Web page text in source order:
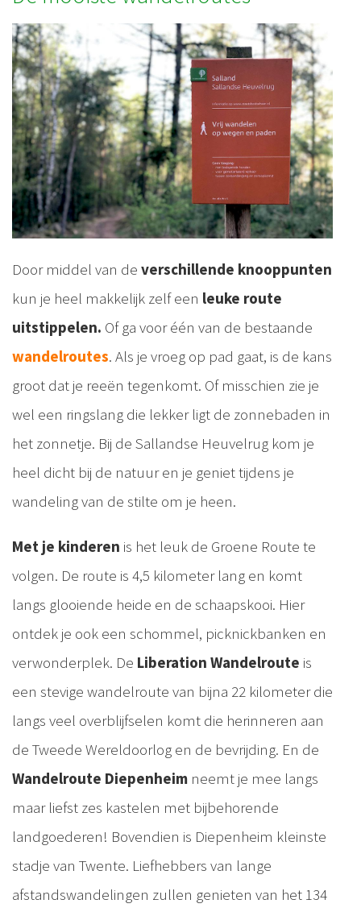
Door middel van de verschillende knooppunten
kun je heel makkelijk zelf een leuke route
uitstippelen. Of ga voor één van de bestaande
wandelroutes. Als je vroeg op pad gaat, is de kans
groot dat je reeën tegenkomt. Of misschien zie je
wel een ringslang die lekker ligt de zonnebaden in
het zonnetje. Bij de Sallandse Heuvelrug kom je
heel dicht bij de natuur en je geniet tijdens je
wandeling van de stilte om je heen.
Met je kinderen is het leuk de Groene Route te
volgen. De route is 4,5 kilometer lang en komt
langs glooiende heide en de schaapskooi. Hier
ontdek je ook een schommel, picknickbanken en
verwonderplek. De Liberation Wandelroute is
een stevige wandelroute van bijna 22 kilometer die
langs veel overblijfselen komt die herinneren aan
de Tweede Wereldoorlog en de bevrijding. En de
Wandelroute Diepenheim neemt je mee langs
maar liefst zes kastelen met bijbehorende
landgoederen! Bovendien is Diepenheim kleinste
stadje van Twente. Liefhebbers van lange
afstandswandelingen zullen genieten van het 134